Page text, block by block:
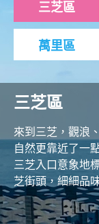
三芝區
萬里區
三芝區
來到三芝，觀浪
自然更靠近了一
三芝入口意象地
芝街頭，細細品